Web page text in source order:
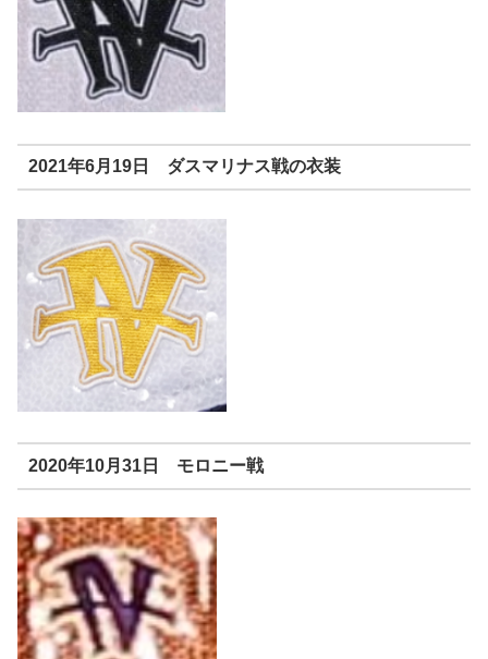
2021年6月19日 ダスマリナス戦の衣装
2020年10月31日 モロニー戦